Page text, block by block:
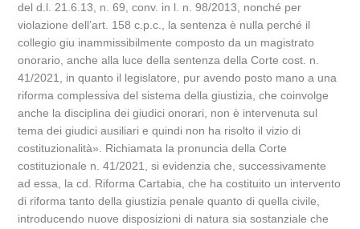
del d.l. 21.6.13, n. 69, conv. in l. n. 98/2013, nonché per
violazione dell’art. 158 c.p.c., la sentenza è nulla perché il
collegio giu inammissibilmente composto da un magistrato
onorario, anche alla luce della sentenza della Corte cost. n.
41/2021, in quanto il legislatore, pur avendo posto mano a una
riforma complessiva del sistema della giustizia, che coinvolge
anche la disciplina dei giudici onorari, non è intervenuta sul
tema dei giudici ausiliari e quindi non ha risolto il vizio di
costituzionalità». Richiamata la pronuncia della Corte
costituzionale n. 41/2021, si evidenzia che, successivamente
ad essa, la cd. Riforma Cartabia, che ha costituito un intervento
di riforma tanto della giustizia penale quanto di quella civile,
introducendo nuove disposizioni di natura sia sostanziale che